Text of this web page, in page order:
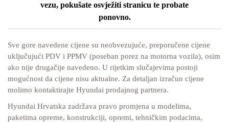
vezu, pokušate osvježiti stranicu te probate
ponovno.
Sve gore navedene cijene su neobvezujuće, preporučene cijene
uključujući PDV i PPMV (poseban porez na motorna vozila), osim
ako nije drugačije navedeno. U rijetkim slučajevima postoji
mogućnost da cijene nisu aktualne. Za detaljan izračun cijene
molimo kontaktirajte Hyundai prodajnog partnera.
Hyundai Hrvatska zadržava pravo promjena u modelima,
paketima opreme, konstrukciji, opremi, tehničkim podacima,